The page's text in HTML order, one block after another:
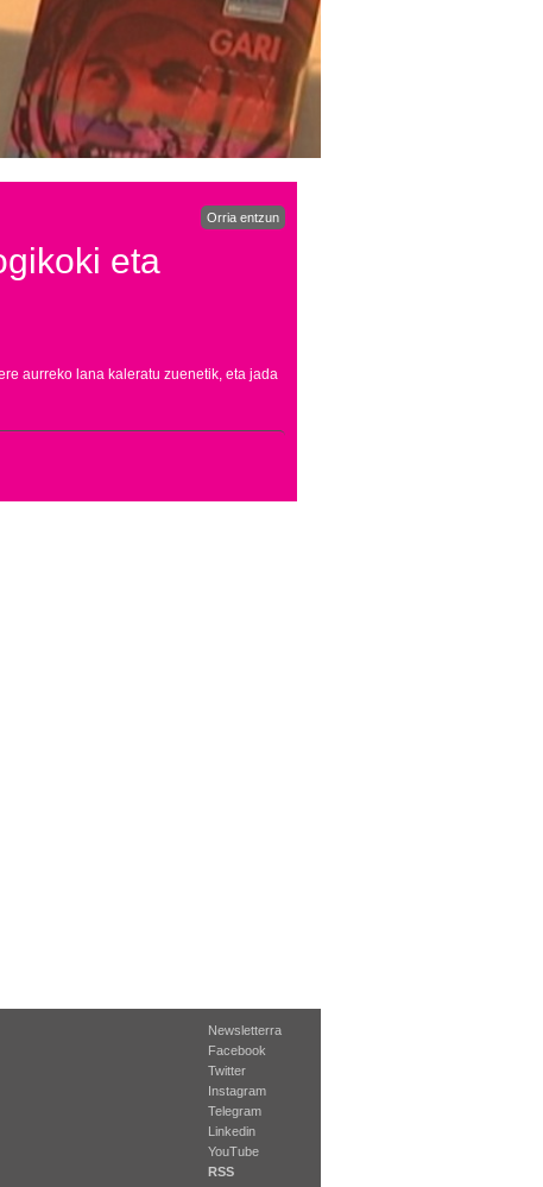
Orria entzun
eta
aurreko lana kaleratu zuenetik, eta jada
Newsletterra
Facebook
Twitter
Instagram
Telegram
Linkedin
YouTube
RSS